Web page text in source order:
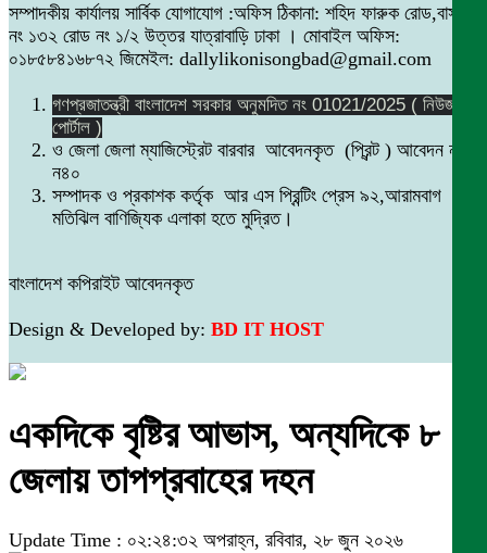
সম্পাদকীয় কার্যালয় সার্বিক যোগাযোগ :অফিস ঠিকানা: শহিদ ফারুক রোড,বাসা
নং ১৩২ রোড নং ১/২ উত্তর যাত্রাবাড়ি ঢাকা । মোবাইল অফিস:
০১৮৫৮৪১৬৮৭২ জিমেইল: dallylikonisongbad@gmail.com
গণপ্রজাতন্ত্রী বাংলাদেশ সরকার অনুমদিত নং 01021/2025 ( নিউজ
পোর্টাল )
ও জেলা জেলা ম্যাজিস্ট্রেট বারবার আবেদনকৃত (প্রিন্ট ) আবেদন নং
ন৪০
সম্পাদক ও প্রকাশক কর্তৃক আর এস প্রিন্টিং প্রেস ৯২,আরামবাগ
মতিঝিল বাণিজ্যিক এলাকা হতে মুদ্রিত।
বাংলাদেশ কপিরাইট আবেদনকৃত
Design & Developed by: BD IT HOST
একদিকে বৃষ্টির আভাস, অন্যদিকে ৮
জেলায় তাপপ্রবাহের দহন
Update Time : ০২:২৪:৩২ অপরাহ্ন, রবিবার, ২৮ জুন ২০২৬